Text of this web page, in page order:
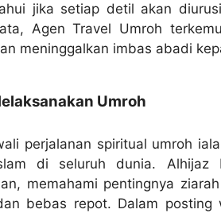
jika setiap detil akan
Agen Travel Umroh
meninggalkan imbas abadi
Umroh
perjalanan spiritual umroh
di seluruh dunia. Alhijaz
memahami pentingnya
bebas repot. Dalam